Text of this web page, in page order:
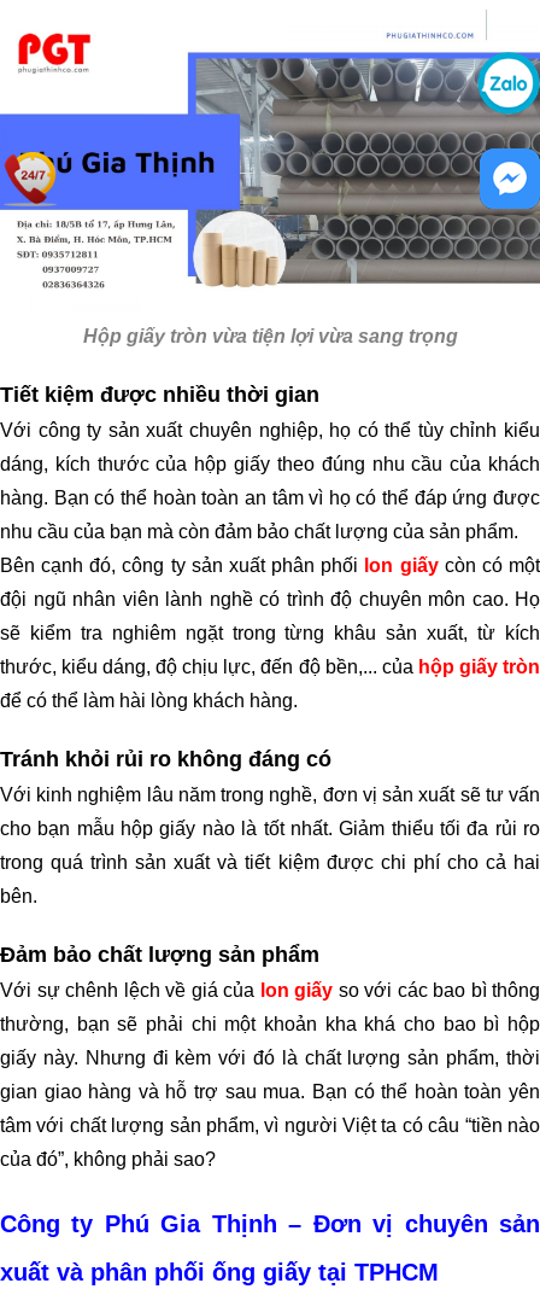
Hộp giấy tròn vừa tiện lợi vừa sang trọng
Tiết kiệm được nhiều thời gian
Với công ty sản xuất chuyên nghiệp, họ có thể tùy chỉnh kiểu
dáng, kích thước của hộp giấy theo đúng nhu cầu của khách
hàng. Bạn có thể hoàn toàn an tâm vì họ có thể đáp ứng được
nhu cầu của bạn mà còn đảm bảo chất lượng của sản phẩm.
Bên cạnh đó, công ty sản xuất phân phối lon giấycòn có một
đội ngũ nhân viên lành nghề có trình độ chuyên môn cao. Họ
sẽ kiểm tra nghiêm ngặt trong từng khâu sản xuất, từ kích
thước, kiểu dáng, độ chịu lực, đến độ bền,... của hộp giấy tròn
để có thể làm hài lòng khách hàng.
Tránh khỏi rủi ro không đáng có
Với kinh nghiệm lâu năm trong nghề, đơn vị sản xuất sẽ tư vấn
cho bạn mẫu hộp giấy nào là tốt nhất. Giảm thiểu tối đa rủi ro
trong quá trình sản xuất và tiết kiệm được chi phí cho cả hai
bên.
Đảm bảo chất lượng sản phẩm
Với sự chênh lệch về giá của lon giấy so với các bao bì thông
thường, bạn sẽ phải chi một khoản kha khá cho bao bì hộp
giấy này. Nhưng đi kèm với đó là chất lượng sản phẩm, thời
gian giao hàng và hỗ trợ sau mua. Bạn có thể hoàn toàn yên
tâm với chất lượng sản phẩm, vì người Việt ta có câu “tiền nào
của đó”, không phải sao?
Công ty Phú Gia Thịnh – Đơn vị chuyên sản
xuất và phân phối ống giấy tại TPHCM